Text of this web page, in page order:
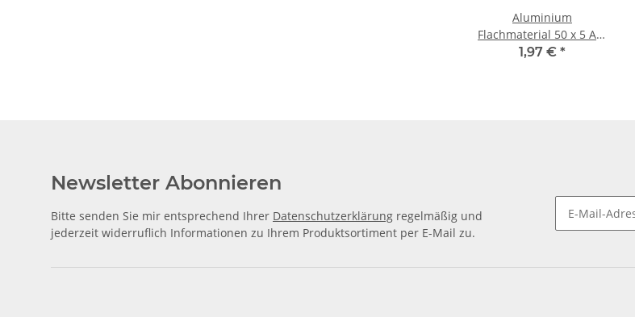
Aluminium
Flachmaterial 50 x 5 Alu
Flachstange je 100 mm
1,97 € *
Newsletter Abonnieren
Bitte senden Sie mir entsprechend Ihrer Datenschutzerklärung regelmäßig und
jederzeit widerruflich Informationen zu Ihrem Produktsortiment per E-Mail zu.